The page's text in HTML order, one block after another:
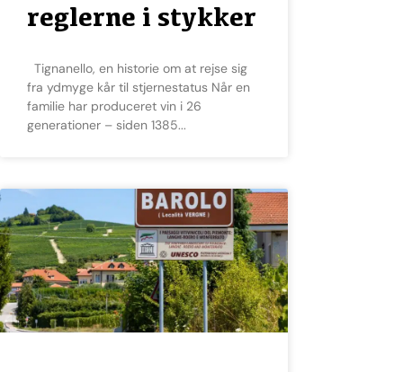
reglerne i stykker
Tignanello, en historie om at rejse sig
fra ydmyge kår til stjernestatus Når en
familie har produceret vin i 26
generationer – siden 1385